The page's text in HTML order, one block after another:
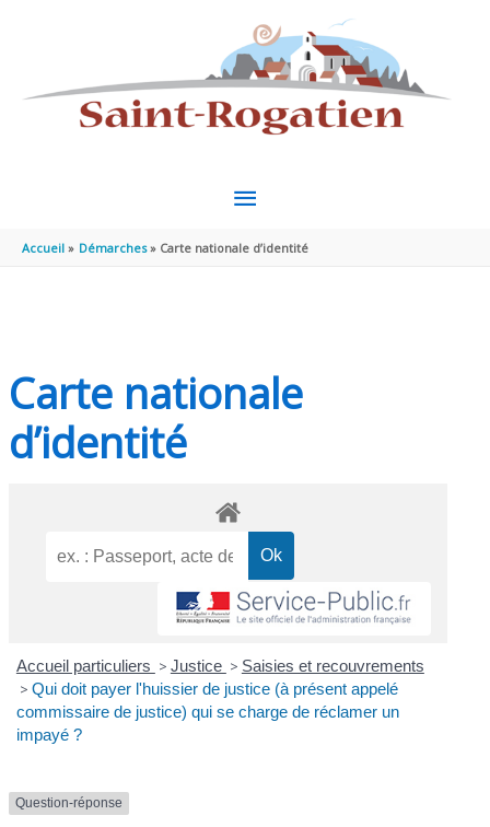
MENU
PRINCIPAL
Accueil Démarches Carte nationale d’identité
Carte nationale
d’identité
Accueil particuliers > Justice > Saisies et recouvrements
> Qui doit payer l'huissier de justice (à présent appelé
commissaire de justice) qui se charge de réclamer un
impayé ?
Question-réponse